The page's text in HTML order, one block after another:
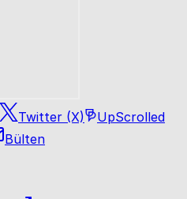
Twitter (X)
UpScrolled
Bülten